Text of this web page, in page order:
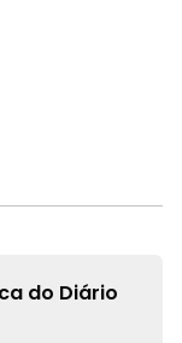
do Diário